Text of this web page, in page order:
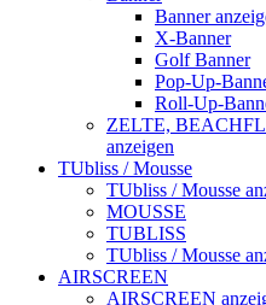
Banner
X-Banner
Golf Banner
Pop-Up-
Roll-Up-
ZELTE,
anzeigen
TUbliss / Mousse
TUbliss / Mousse
MOUSSE
TUBLISS
TUbliss / Mousse
AIRSCREEN
AIRSCREEN